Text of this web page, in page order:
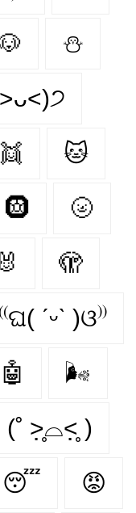
⛄️
👯‍ 🐱
🛞 🌝
🫣
⁽⁽ଘ( ˊᵕˋ )ଓ⁾⁾
🤖 🌬
(˚ ˃̣̣̥⌓˂̣̣̥ )
😴 😡